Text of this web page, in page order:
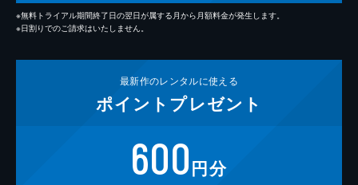
※無料トライアル期間終了日の翌日が属する月から月額料金が発生します。
※日割りでのご請求はいたしません。
最新作のレンタルに使える
ポイント プレゼント
600円分